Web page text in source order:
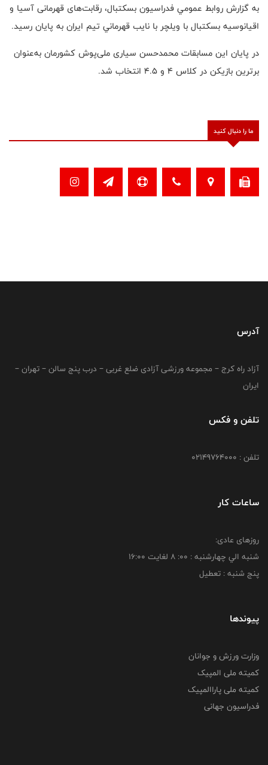
به گزارش روابط عمومي فدراسيون بسكتبال، رقابت‌های قهرمانی آسیا و
اقیانوسیه بسکتبال با ویلچر با نايب قهرماني تيم ايران به پايان رسيد.
در پایان این مسابقات محمدحسن سیاری ملی‌پوش کشورمان به‌عنوان
برترین بازیکن در کلاس 4 و 4.5 انتخاب شد.
ما را دنبال کنید
آدرس
آزاد راه کرج – مجموعه ورزشی آزادی ضلع غربی – درب پنج سالن – تهران –
ایران
تلفن و فکس
تلفن : 02149764000
ساعات کار
روزهای عادی:
شنبه الي چهارشنبه : 00: 8 لغايت 16:00
پنج شنبه : تعطیل
پیوندها
وزارت ورزش و جوانان
کمیته ملی المپیک
کمیته ملی پاراالمپیک
فدراسیون جهانی